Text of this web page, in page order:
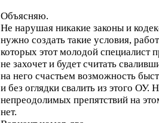
Объясняю.
Не нарушая никакие законы и
нужно создать такие условия,
которых этот молодой специалист
не захочет и будет считать
на него счастьем возможность
и без оглядки свалить из этого ОУ.
непреодолимых препятствий на
нет.